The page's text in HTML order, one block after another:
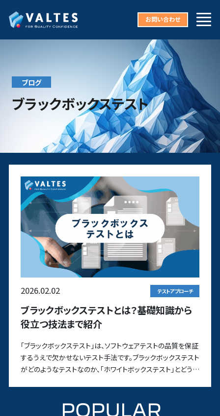
お問い合わせ
ブログ
ブラックボックステスト
2026.02.02 テストアプローチ
ブラックボックステストとは？基礎知識から
役立つ技法まで紹介
「ブラックボックステスト」は、ソフトウェアテストの品質を保証
するうえで欠かせないテスト手法です。ブラックボックステスト
がどのようなテストなのか、「ホワイトボックステスト」とどう違
POPULAR